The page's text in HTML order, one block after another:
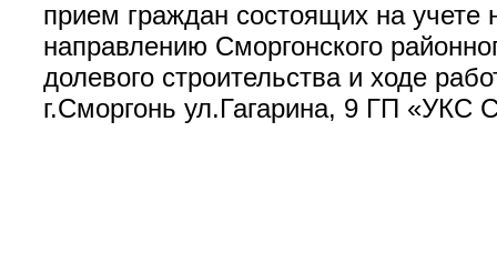
прием граждан состоящих на
направлению Сморгонского
долевого строительства и ходе
г.Сморгонь ул.Гагарина, 9 ГП «УКС